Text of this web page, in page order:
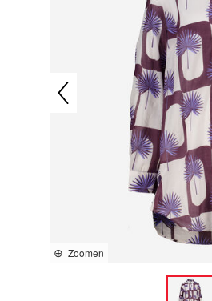
Zoomen